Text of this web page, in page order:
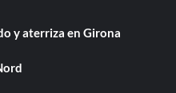
y aterriza en Girona